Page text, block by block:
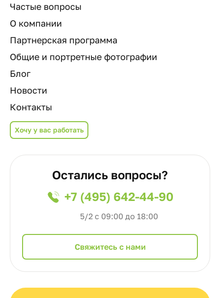
Частые вопросы
О компании
Партнерская программа
Общие и портретные фотографии
Блог
Новости
Контакты
Хочу у вас работать
Остались вопросы?
+7 (495) 642-44-90
5/2 с 09:00 до 18:00
Cвяжитесь с нами